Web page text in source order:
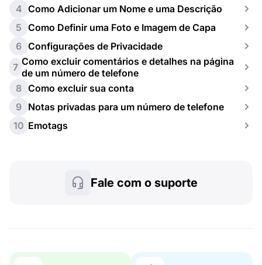
4 Como Adicionar um Nome e uma Descrição
5 Como Definir uma Foto e Imagem de Capa
6 Configurações de Privacidade
7 Como excluir comentários e detalhes na página
de um número de telefone
8 Como excluir sua conta
9 Notas privadas para um número de telefone
10 Emotags
Fale com o suporte